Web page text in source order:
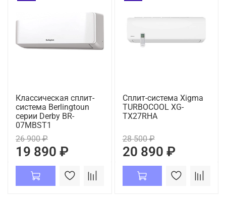
Классическая сплит-
система Berlingtoun
серии Derby BR-
07MBST1
26 900 ₽
19 890 ₽
Сплит-система Xigma
TURBOCOOL XG-
TX27RHA
28 500 ₽
20 890 ₽